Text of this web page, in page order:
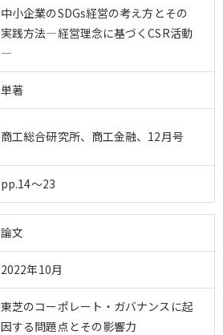
中小企業のSDGs経営の考え方とその
実践方法―経営理念に基づくCSR活動
―
単著
商工総合研究所、商工金融、12月号
pp.14～23
論文
2022年10月
東芝のコーポレート・ガバナンスに起
因する問題点とその影響力